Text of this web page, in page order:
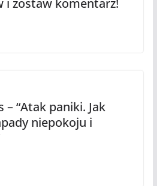
i zostaw komentarz!
“Atak paniki. Jak
niepokoju i